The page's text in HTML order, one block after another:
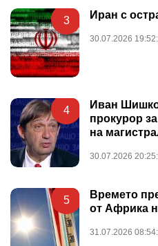
3 Иран с
30.07.2026
4
Иван
прокурор
на
30.07.2026
5
Времето
от Африка
31.07.2026